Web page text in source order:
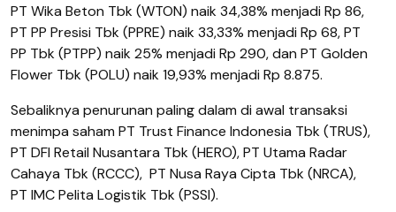
PT Wika Beton Tbk (WTON) naik 34,38% menjadi Rp 86,
PT PP Presisi Tbk (PPRE) naik 33,33% menjadi Rp 68, PT
PP Tbk (PTPP) naik 25% menjadi Rp 290, dan PT Golden
Flower Tbk (POLU) naik 19,93% menjadi Rp 8.875.
Sebaliknya penurunan paling dalam di awal transaksi
menimpa saham PT Trust Finance Indonesia Tbk (TRUS),
PT DFI Retail Nusantara Tbk (HERO), PT Utama Radar
Cahaya Tbk (RCCC), PT Nusa Raya Cipta Tbk (NRCA),
PT IMC Pelita Logistik Tbk (PSSI).